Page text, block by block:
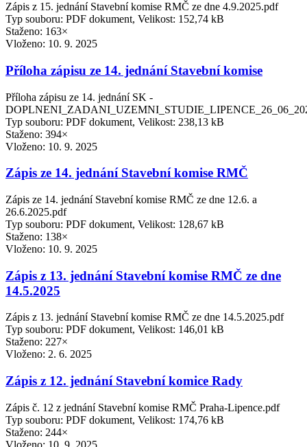
Zápis z 15. jednání Stavební komise RMČ ze dne 4.9.2025.pdf
Typ souboru: PDF dokument, Velikost: 152,74 kB
Staženo: 163×
Vloženo: 10. 9. 2025
Příloha zápisu ze 14. jednání Stavební komise
Příloha zápisu ze 14. jednání SK -
Typ souboru: PDF dokument, Velikost: 238,13 kB
Staženo: 394×
Vloženo: 10. 9. 2025
Zápis ze 14. jednání Stavební komise RMČ
Zápis ze 14. jednání Stavební komise RMČ ze dne 12.6. a
26.6.2025.pdf
Typ souboru: PDF dokument, Velikost: 128,67 kB
Staženo: 138×
Vloženo: 10. 9. 2025
Zápis z 13. jednání Stavební komise RMČ ze dne
14.5.2025
Zápis z 13. jednání Stavební komise RMČ ze dne 14.5.2025.pdf
Typ souboru: PDF dokument, Velikost: 146,01 kB
Staženo: 227×
Vloženo: 2. 6. 2025
Zápis z 12. jednání Stavební komice Rady
Zápis č. 12 z jednání Stavební komise RMČ Praha-Lipence.pdf
Typ souboru: PDF dokument, Velikost: 174,76 kB
Staženo: 244×
Vloženo: 10. 9. 2025